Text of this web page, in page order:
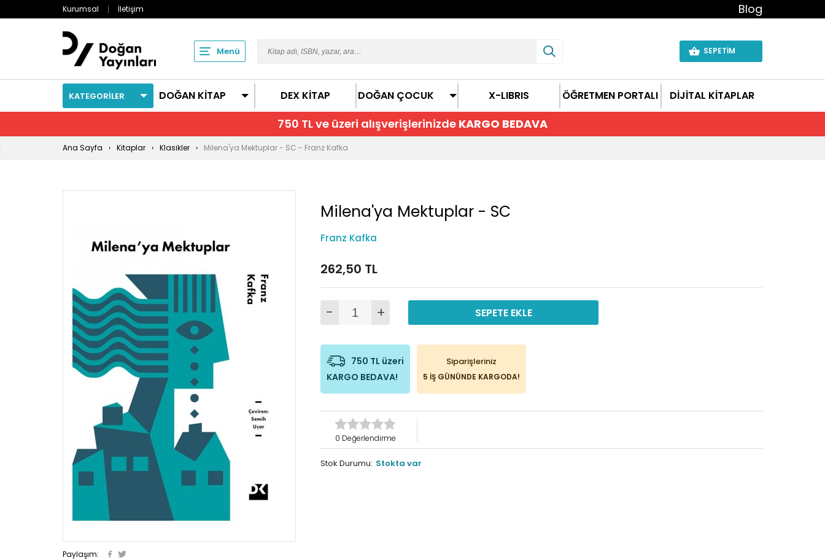
Kurumsal İletişim Blog
Menü SEPETİM
KATEGORİLER DOĞAN KİTAP DEX KİTAP DOĞAN ÇOCUK X-LIBRIS ÖĞRETMEN PORTALI DİJİTAL KİTAPLAR
750 TL ve üzeri alışverişlerinizde KARGO BEDAVA
Ana Sayfa Kitaplar Klasikler Milena'ya Mektuplar - SC - Franz Kafka
Paylaşım:
Milena'ya Mektuplar - SC
Franz Kafka
262,50 TL
- + SEPETE EKLE
750 TL üzeri
KARGO BEDAVA!
Siparişleriniz
5 İŞ GÜNÜNDE KARGODA!
0 Değerlendirme
Stok Durumu: Stokta var